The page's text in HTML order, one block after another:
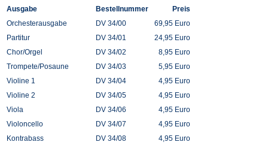
Ausgabe Bestellnummer
Preis
Orchesterausgabe
DV 34/00
69,95 Euro
Partitur
DV 34/01
24,95 Euro
Chor/Orgel
DV 34/02
8,95 Euro
Trompete/Posaune
DV 34/03
5,95 Euro
Violine 1
DV 34/04
4,95 Euro
Violine 2
DV 34/05
4,95 Euro
Viola
DV 34/06
4,95 Euro
Violoncello
DV 34/07
4,95 Euro
Kontrabass
DV 34/08
4,95 Euro